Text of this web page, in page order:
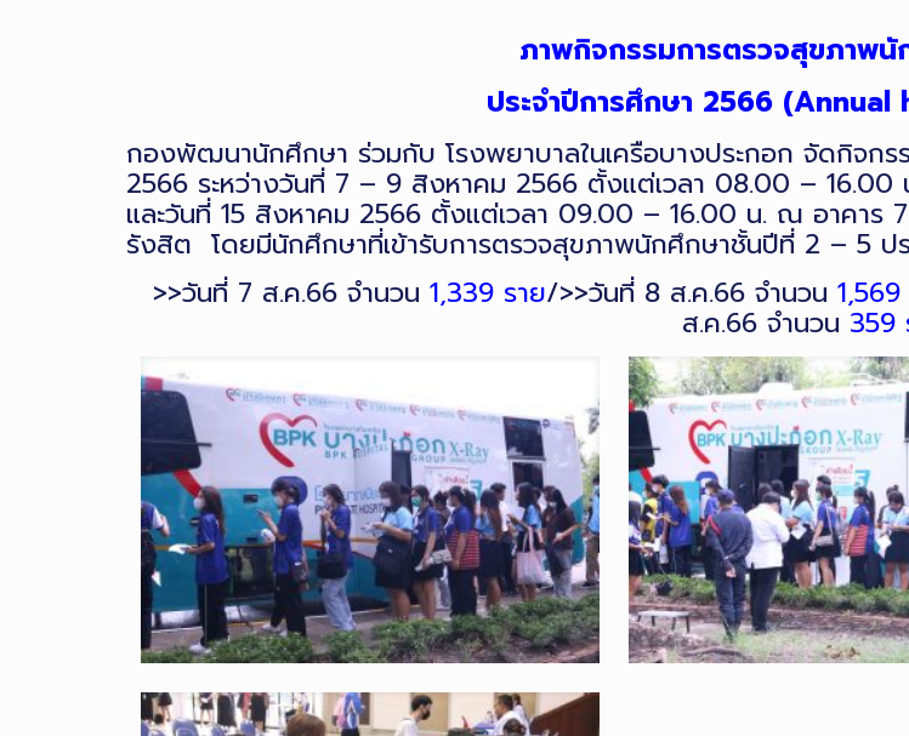
ภาพกิจกรรมการตรวจสุขภาพ
ประจำปีการศึกษา 2566 (Annual
กองพัฒนานักศึกษา ร่วมกับ โรงพยาบาลในเครือบางประกอก จัดกิจก
2566 ระหว่างวันที่ 7 – 9 สิงหาคม 2566 ตั้งแต่เวลา 08.00 –
และวันที่ 15 สิงหาคม 2566 ตั้งแต่เวลา 09.00 – 16.00 น. ณ อาคาร
รังสิต โดยมีนักศึกษาที่เข้ารับการตรวจสุขภาพนักศึกษาชั้นปีที่ 2 – 5 ป
>>วันที่ 7 ส.ค.66 จำนวน1,339 ราย/>>วันที่ 8 ส.ค.66 จำนวน
ส.ค.66 จำนวน 359